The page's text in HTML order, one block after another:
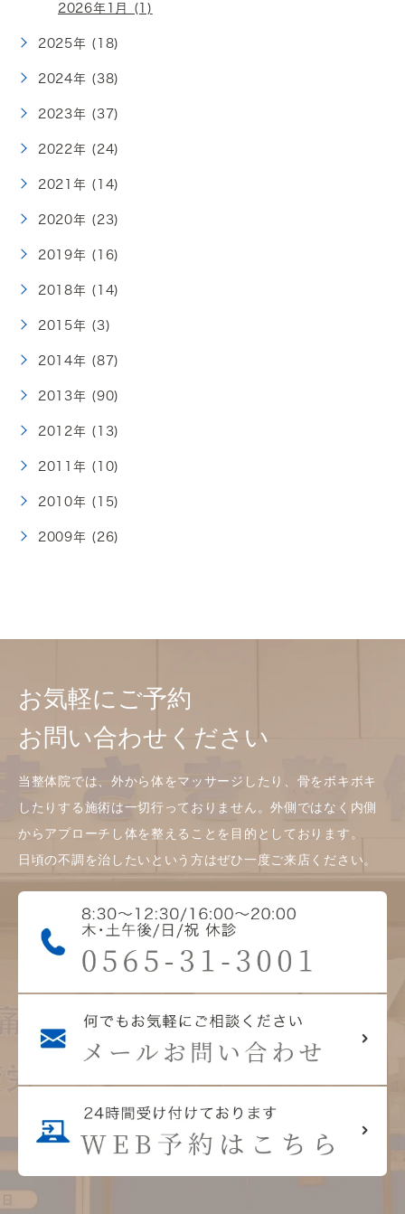
2026年1月 (1)
2025年 (18)
2024年 (38)
2023年 (37)
2022年 (24)
2021年 (14)
2020年 (23)
2019年 (16)
2018年 (14)
2015年 (3)
2014年 (87)
2013年 (90)
2012年 (13)
2011年 (10)
2010年 (15)
2009年 (26)
お気軽にご予約
お問い合わせください
当整体院では、外から体をマッサージしたり、骨をボキボキ
したりする施術は一切行っておりません。外側ではなく内側
からアプローチし体を整えることを目的としております。
日頃の不調を治したいという方はぜひ一度ご来店ください。